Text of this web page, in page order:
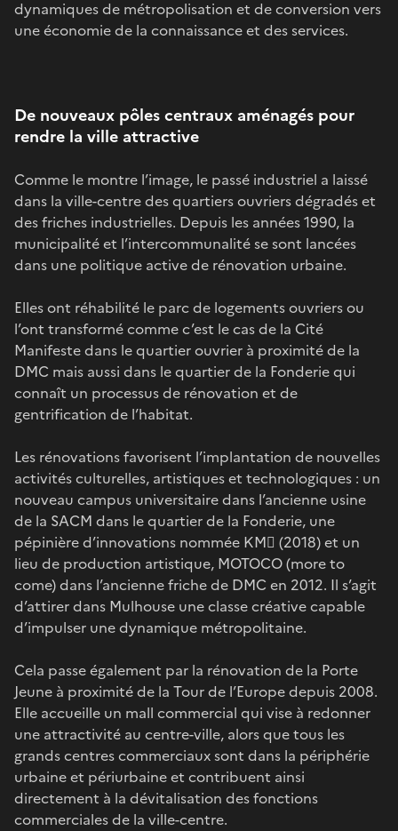
dynamiques de métropolisation et de conversion vers
une économie de la connaissance et des services.
De nouveaux pôles centraux aménagés pour
rendre la ville attractive
Comme le montre l’image, le passé industriel a laissé
dans la ville-centre des quartiers ouvriers dégradés et
des friches industrielles. Depuis les années 1990, la
municipalité et l’intercommunalité se sont lancées
dans une politique active de rénovation urbaine.
Elles ont réhabilité le parc de logements ouvriers ou
l’ont transformé comme c’est le cas de la Cité
Manifeste dans le quartier ouvrier à proximité de la
DMC mais aussi dans le quartier de la Fonderie qui
connaît un processus de rénovation et de
gentrification de l’habitat.
Les rénovations favorisent l’implantation de nouvelles
activités culturelles, artistiques et technologiques : un
nouveau campus universitaire dans l’ancienne usine
de la SACM dans le quartier de la Fonderie, une
pépinière d’innovations nommée KM (2018) et un
lieu de production artistique, MOTOCO (more to
come) dans l’ancienne friche de DMC en 2012. Il s’agit
d’attirer dans Mulhouse une classe créative capable
d’impulser une dynamique métropolitaine.
Cela passe également par la rénovation de la Porte
Jeune à proximité de la Tour de l’Europe depuis 2008.
Elle accueille un mall commercial qui vise à redonner
une attractivité au centre-ville, alors que tous les
grands centres commerciaux sont dans la périphérie
urbaine et périurbaine et contribuent ainsi
directement à la dévitalisation des fonctions
commerciales de la ville-centre.